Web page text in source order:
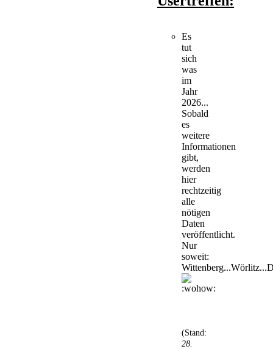
Es
tut
sich
was
im
Jahr
2026...
Sobald
es
weitere
Informationen
gibt,
werden
hier
rechtzeitig
alle
nötigen
Daten
veröffentlicht.
Nur
soweit:
(Stand:
28.